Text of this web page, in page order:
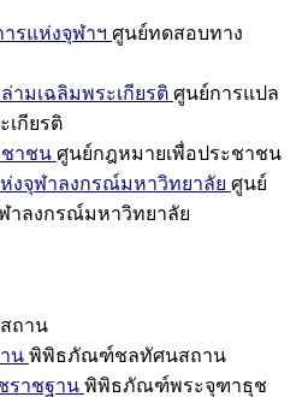
รแห่งจุฬาฯ ศูนย์ทดสอบทาง
ามเฉลิมพระเกียรติ ศูนย์การแปล
เกียรติ
ชาชน ศูนย์กฎหมายเพื่อประชาชน
งจุฬาลงกรณ์มหาวิทยาลัย ศูนย์
าลงกรณ์มหาวิทยาลัย
ถาน
น พิพิธภัณฑ์ชลทัศนสถาน
าชฐาน พิพิธภัณฑ์พระจุฑาธุช